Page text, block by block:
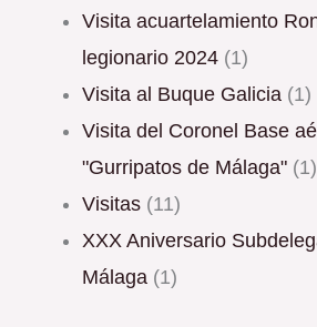
Visita acuartelamiento Ronda, sábado
legionario 2024 (1)
Visita al Buque Galicia (1)
Visita del Coronel Base aérea de Málaga a
"Gurripatos de Málaga" (1)
Visitas (11)
XXX Aniversario Subdelegación de Defesa-
Málaga (1)